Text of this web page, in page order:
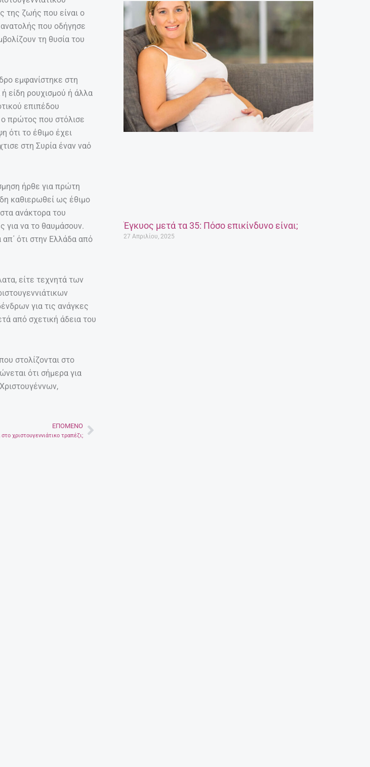
της ζωής που είναι ο
που οδήγησε
τη θυσία του
εμφανίστηκε στη
είδη ρουχισμού ή άλλα
επιπέδου
ο πρώτος που στόλισε
ότι το έθιμο έχει
στη Συρία έναν ναό
ήρθε για πρώτη
καθιερωθεί ως έθιμο
ανάκτορα του
για να το θαυμάσουν.
ότι στην Ελλάδα από
είτε τεχνητά των
για τις ανάγκες
από σχετική άδεια του
στολίζονται στο
ότι σήμερα για
ΕΠΌΜΕΝΟ
στο χριστουγεννιάτικο τραπέζι;Next
Έγκυος μετά τα 35: Πόσο επικίνδυνο είναι;
27 Απριλίου, 2025